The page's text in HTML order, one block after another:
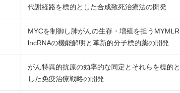
代謝経路を標的とした合成致死治療法の開発
MYCを制御し肺がんの生存・増殖を担うMYMLR
lncRNAの機能解明と革新的分子標的薬の開発
がん特異的抗原の効率的な同定とそれらを標的と
した免疫治療戦略の開発